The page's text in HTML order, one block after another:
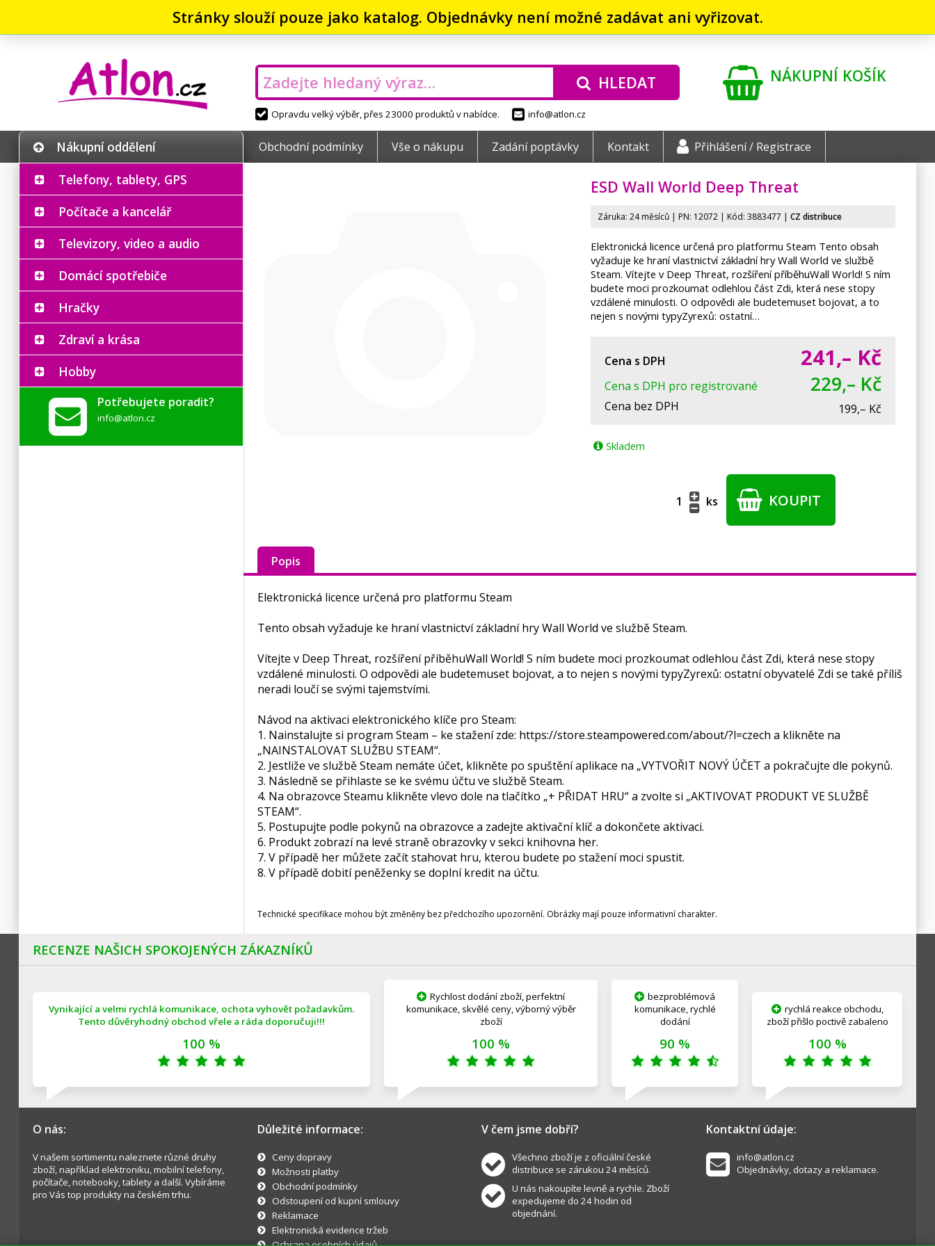
Stránky slouží pouze jako katalog. Objednávky není možné zadávat ani vyřizovat.
HLEDAT
Opravdu velký výběr, přes 23000 produktů v nabídce. info@atlon.cz
NÁKUPNÍ KOŠÍK
Nákupní oddělení Obchodní podmínky Vše o nákupu Zadání poptávky Kontakt Přihlášení / Registrace
Telefony, tablety, GPS
Počítače a kancelář
Televizory, video a audio
Domácí spotřebiče
Hračky
Zdraví a krása
Hobby
Potřebujete poradit?
info@atlon.cz
ESD Wall World Deep Threat
Záruka: 24 měsíců | PN: 12072| Kód: 3883477 | CZ distribuce
Elektronická licence určená pro platformu Steam Tento obsah
vyžaduje ke hraní vlastnictví základní hry Wall World ve službě
Steam. Vítejte v Deep Threat, rozšíření příběhuWall World! S ním
budete moci prozkoumat odlehlou část Zdi, která nese stopy
vzdálené minulosti. O odpovědi ale budetemuset bojovat, a to
nejen s novými typyZyrexů: ostatní…
Cena s DPH 241,– Kč
Cena s DPH pro registrované 229,– Kč
Cena bez DPH 199,– Kč
Skladem
ks KOUPIT
Popis
Elektronická licence určená pro platformu Steam
Tento obsah vyžaduje ke hraní vlastnictví základní hry Wall World ve službě Steam.
Vítejte v Deep Threat, rozšíření příběhuWall World! S ním budete moci prozkoumat odlehlou část Zdi, která nese stopy
vzdálené minulosti. O odpovědi ale budetemuset bojovat, a to nejen s novými typyZyrexů: ostatní obyvatelé Zdi se také příliš
neradi loučí se svými tajemstvími.
Návod na aktivaci elektronického klíče pro Steam:
1. Nainstalujte si program Steam – ke stažení zde: https://store.steampowered.com/about/?l=czech a klikněte na
„NAINSTALOVAT SLUŽBU STEAM“.
2. Jestliže ve službě Steam nemáte účet, klikněte po spuštění aplikace na „VYTVOŘIT NOVÝ ÚČET a pokračujte dle pokynů.
3. Následně se přihlaste se ke svému účtu ve službě Steam.
4. Na obrazovce Steamu klikněte vlevo dole na tlačítko „+ PŘIDAT HRU“ a zvolte si „AKTIVOVAT PRODUKT VE SLUŽBĚ
STEAM“.
5. Postupujte podle pokynů na obrazovce a zadejte aktivační klíč a dokončete aktivaci.
6. Produkt zobrazí na levé straně obrazovky v sekci knihovna her.
7. V případě her můžete začít stahovat hru, kterou budete po stažení moci spustit.
8. V případě dobití peněženky se doplní kredit na účtu.
Technické specifikace mohou být změněny bez předchozího upozornění. Obrázky mají pouze informativní charakter.
RECENZE NAŠICH SPOKOJENÝCH ZÁKAZNÍKŮ
Vynikající a velmi rychlá komunikace, ochota vyhovět požadavkům.
Tento důvěryhodný obchod vřele a ráda doporučuji!!!
100 %
Rychlost dodání zboží, perfektní
komunikace, skvělé ceny, výborný výběr
zboží
100 %
bezproblémová
komunikace, rychlé
dodání
90 %
rychlá reakce obchodu,
zboží přišlo poctivě zabaleno
100 %
O nás:
V našem sortimentu naleznete různé druhy
zboží, například elektroniku, mobilní telefony,
počítače, notebooky, tablety a další. Vybíráme
pro Vás top produkty na českém trhu.
Důležité informace:
Ceny dopravy
Možnosti platby
Obchodní podmínky
Odstoupení od kupní smlouvy
Reklamace
Elektronická evidence tržeb
V čem jsme dobří?
Všechno zboží je z oficiální české
distribuce se zárukou 24 měsíců.
U nás nakoupíte levně a rychle. Zboží
expedujeme do 24 hodin od
objednání.
Kontaktní údaje:
info@atlon.cz
Objednávky, dotazy a reklamace.